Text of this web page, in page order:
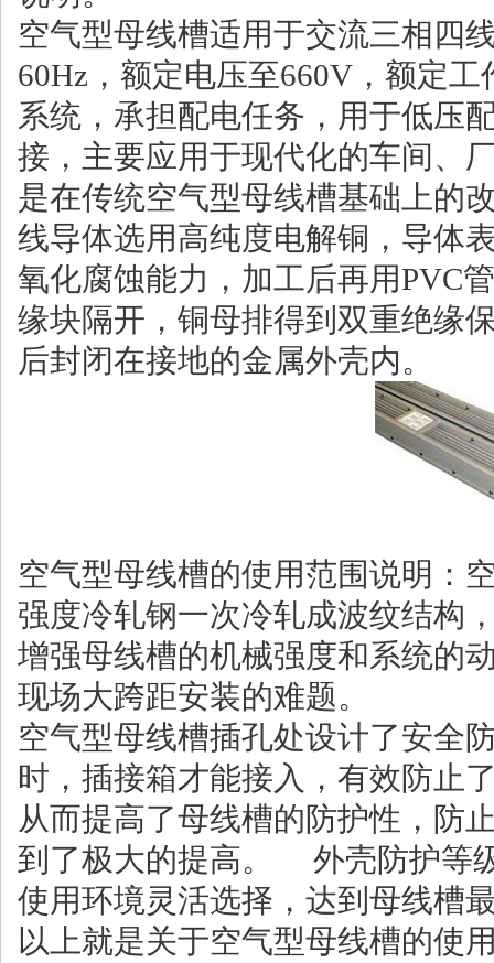
空气型母线槽适用于交流三相四
60Hz，额定电压至660V，额定
系统，承担配电任务，用于低压
接，主要应用于现代化的车间、
是在传统空气型母线槽基础上的
线导体选用高纯度电解铜，导体
氧化腐蚀能力，加工后再用PVC
缘块隔开，铜母排得到双重绝缘
后封闭在接地的金属外壳内。
空气型母线槽的使用范围说明：
强度冷轧钢一次冷轧成波纹结构
增强母线槽的机械强度和系统的
现场大跨距安装的难题。
空气型母线槽插孔处设计了安全
时，插接箱才能接入，有效防止
从而提高了母线槽的防护性，防
到了极大的提高。 外壳防护等
使用环境灵活选择，达到母线槽
以上就是关于空气型母线槽的使